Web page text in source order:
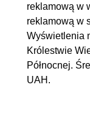
reklamową w
reklamową w
Wyświetlenia
Królestwie
Północnej.
UAH.